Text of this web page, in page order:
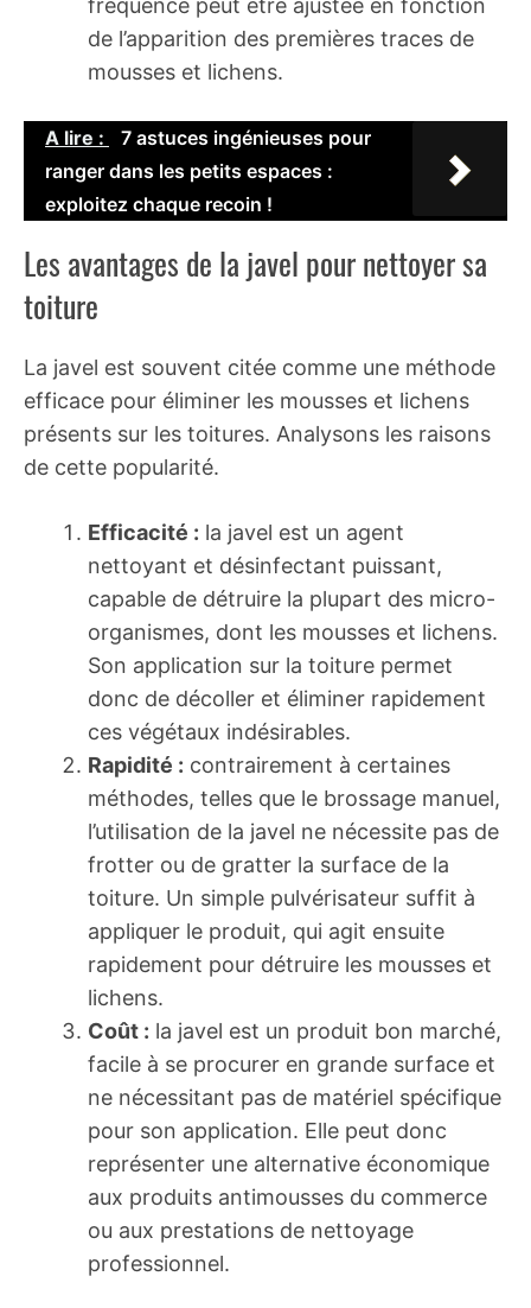
fréquence peut être ajustée en fonction
de l’apparition des premières traces de
mousses et lichens.
A lire :
7 astuces ingénieuses pour
ranger dans les petits espaces :
exploitez chaque recoin !
Les avantages de la javel pour nettoyer sa
toiture
La javel est souvent citée comme une méthode
efficace pour éliminer les mousses et lichens
présents sur les toitures. Analysons les raisons
de cette popularité.
Efficacité : la javel est un agent
nettoyant et désinfectant puissant,
capable de détruire la plupart des micro-
organismes, dont les mousses et lichens.
Son application sur la toiture permet
donc de décoller et éliminer rapidement
ces végétaux indésirables.
Rapidité : contrairement à certaines
méthodes, telles que le brossage manuel,
l’utilisation de la javel ne nécessite pas de
frotter ou de gratter la surface de la
toiture. Un simple pulvérisateur suffit à
appliquer le produit, qui agit ensuite
rapidement pour détruire les mousses et
lichens.
Coût : la javel est un produit bon marché,
facile à se procurer en grande surface et
ne nécessitant pas de matériel spécifique
pour son application. Elle peut donc
représenter une alternative économique
aux produits antimousses du commerce
ou aux prestations de nettoyage
professionnel.